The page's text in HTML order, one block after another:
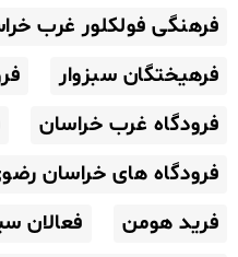
فرهنگی فولکلور غرب
فرهیختگان سبزوار
فرودگاه غرب خراسان
فرودگاه های خراسان
فرید هومن
فعالان